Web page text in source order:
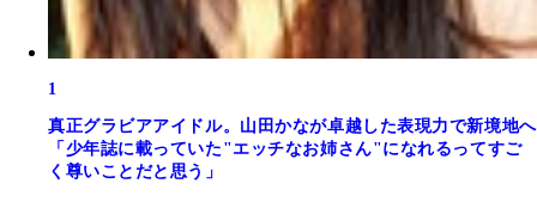
1
真正グラビアアイドル。山田かなが卓越した表現力で新境地へ
「少年誌に載っていた"エッチなお姉さん"になれるってすご
く尊いことだと思う」